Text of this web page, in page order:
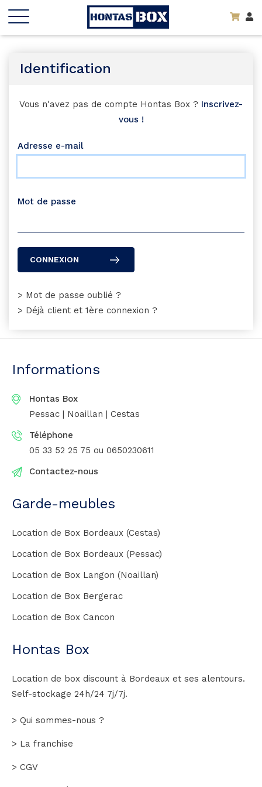
Identification
Vous n'avez pas de compte Hontas Box ? Inscrivez-
vous !
Adresse e-mail
Mot de passe
CONNEXION
> Mot de passe oublié ?
> Déjà client et 1ère connexion ?
Informations
Hontas Box
Pessac | Noaillan | Cestas
Téléphone
05 33 52 25 75 ou 0650230611
Contactez-nous
Garde-meubles
Location de Box Bordeaux (Cestas)
Location de Box Bordeaux (Pessac)
Location de Box Langon (Noaillan)
Location de Box Bergerac
Location de Box Cancon
Hontas Box
Location de box discount à Bordeaux et ses alentours.
Self-stockage 24h/24 7j/7j.
> Qui sommes-nous ?
> La franchise
> CGV